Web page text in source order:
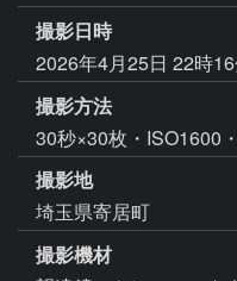
撮影日時
2026年4月25日 22時
撮影方法
30秒×30枚・ISO1600
撮影地
埼玉県寄居町
撮影機材